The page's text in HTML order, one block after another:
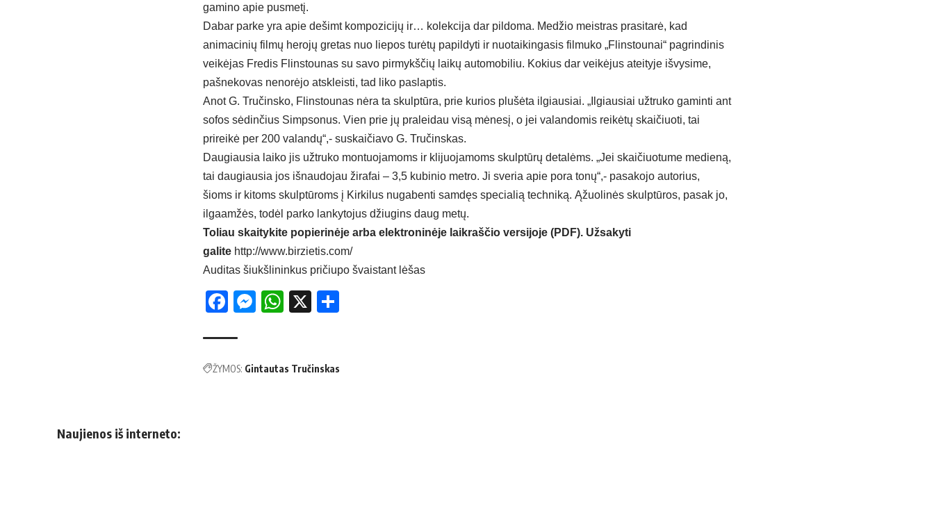
gamino apie pusmetį.
Dabar parke yra apie dešimt kompozicijų ir… kolekcija dar pildoma. Medžio meistras prasitarė, kad
animacinių filmų herojų gretas nuo liepos turėtų papildyti ir nuotaikingasis filmuko „Flinstounai“ pagrindinis
veikėjas Fredis Flinstounas su savo pirmykščių laikų automobiliu. Kokius dar veikėjus ateityje išvysime,
pašnekovas nenorėjo atskleisti, tad liko paslaptis.
Anot G. Tručinsko, Flinstounas nėra ta skulptūra, prie kurios plušėta ilgiausiai. „Ilgiausiai užtruko gaminti ant
sofos sėdinčius Simpsonus. Vien prie jų praleidau visą mėnesį, o jei valandomis reikėtų skaičiuoti, tai
prireikė per 200 valandų“,- suskaičiavo G. Tručinskas.
Daugiausia laiko jis užtruko montuojamoms ir klijuojamoms skulptūrų detalėms. „Jei skaičiuotume medieną,
tai daugiausia jos išnaudojau žirafai – 3,5 kubinio metro. Ji sveria apie pora tonų“,- pasakojo autorius,
šioms ir kitoms skulptūroms į Kirkilus nugabenti samdęs specialią techniką. Ąžuolinės skulptūros, pasak jo,
ilgaamžės, todėl parko lankytojus džiugins daug metų.
Toliau skaitykite popierinėje arba elektroninėje laikraščio versijoje (PDF). Užsakyti
galite http://www.birzietis.com/
Auditas šiukšlininkus pričiupo švaistant lėšas
Facebook
Messenger
WhatsApp
X
ŽYMOS: Gintautas Tručinskas
Naujienos iš interneto: